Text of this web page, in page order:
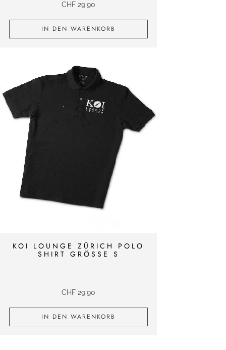
CHF 29.90
IN DEN WARENKORB
KOI LOUNGE ZÜRICH POLO
SHIRT GRÖSSE S
CHF 29.90
IN DEN WARENKORB